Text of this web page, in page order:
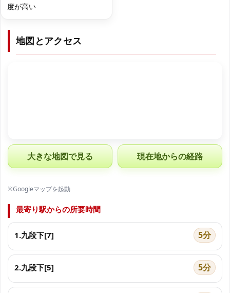
度が高い
地図とアクセス
大きな地図で見る 現在地からの経路
※Googleマップを起動
最寄り駅からの所要時間
1.九段下[7] 5分
2.九段下[5] 5分